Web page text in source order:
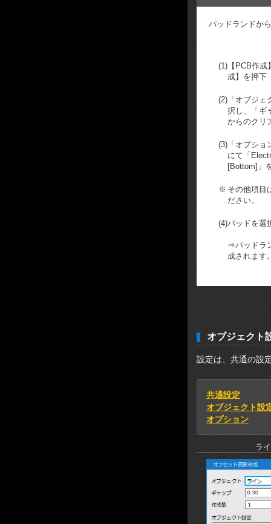
パッドランドか
(1) 【PCB作
成】を押下
(2) 「オブジ
択し、「ギ
からのクリ
(3) 「オプシ
にて「
[Bottom]」
※ その他項目
ださい。
(4)パッドを選
⇒パッドラ
成されます
オブジェクト
設定は、共通の設
共通設定
オブジェクト設
オプション
ラ